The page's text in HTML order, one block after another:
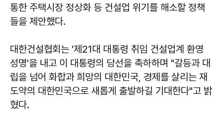
통한 주택시장 정상화 등 건설업 위기를 해소할 정책
들을 제안했다.
대한건설협회는 '제21대 대통령 취임 건설업계 환영
성명'을 내고 이 대통령의 당선을 축하하며 "갈등과 대
립을 넘어 화합과 희망의 대한민국, 경제를 살리는 재
도약의 대한민국으로 새롭게 출발하길 기대한다"고 밝
혔다.